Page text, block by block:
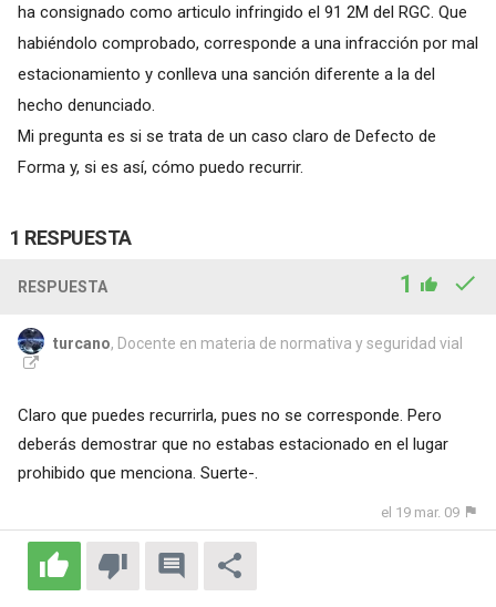
ha consignado como articulo infringido el 91 2M del RGC. Que
habiéndolo comprobado, corresponde a una infracción por mal
estacionamiento y conlleva una sanción diferente a la del
hecho denunciado.
Mi pregunta es si se trata de un caso claro de Defecto de
Forma y, si es así, cómo puedo recurrir.
1 RESPUESTA
RESPUESTA 1
turcano, Docente en materia de normativa y seguridad vial
Claro que puedes recurrirla, pues no se corresponde. Pero
deberás demostrar que no estabas estacionado en el lugar
prohibido que menciona. Suerte-.
el 19 mar. 09